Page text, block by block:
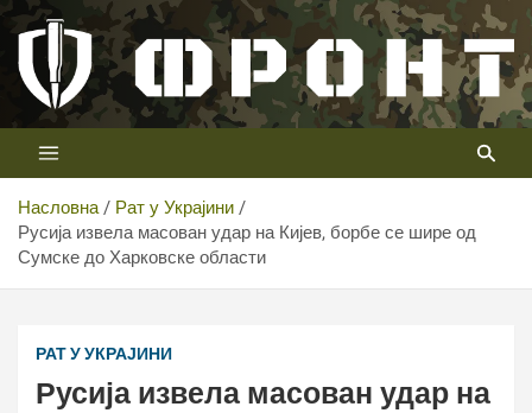
Скип
цонтент
Телевизија ФРОНТ
Први војни канал у Србији
Насловна
Рат у Украјини
Русија извела масован удар на Кијев, борбе се шире од
Сумске до Харковске области
РАТ У УКРАЈИНИ
Русија извела масован удар на